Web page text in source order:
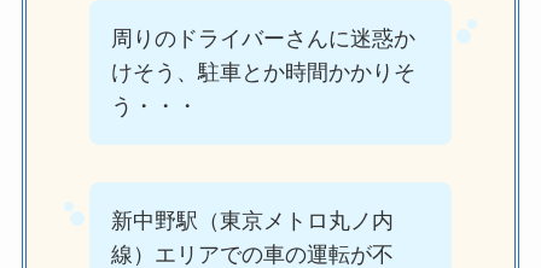
周りのドライバーさんに迷惑か
けそう、駐車とか時間かかりそ
う・・・
新中野駅（東京メトロ丸ノ内
線）エリアでの車の運転が不